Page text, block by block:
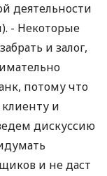
деятельности
- Некоторые
и залог,
потому что
и
дискуссию
и не даст